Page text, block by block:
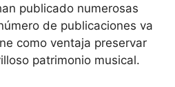
publicado numerosas
de publicaciones va
como ventaja preservar
patrimonio musical.